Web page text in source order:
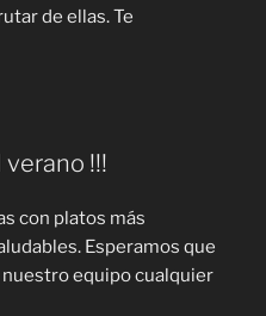
de ellas. Te
!!!
con platos más
Esperamos que
equipo cualquier